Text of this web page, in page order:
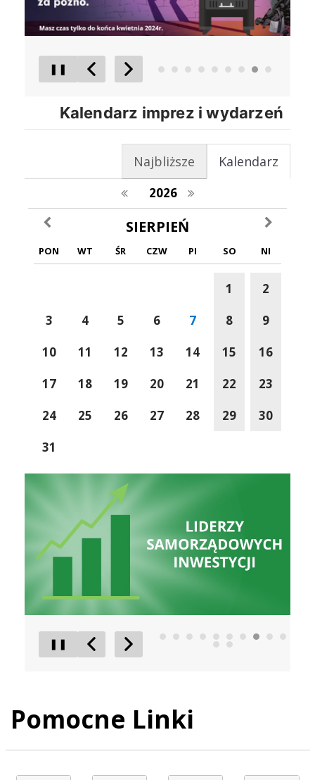
❚❚
Poprzedni Element
Następny Element
Kalendarz imprez i wydarzeń
Kalendarz
Najbliższe
poprzedni rok
2026 następny rok
poprzedni miesiącSIERPIEŃ następny
PON WT ŚR CZW PI SO NI
1
2
3
4 5 6 7 8
9
10
11 12 13 14 15
16
17
18 19 20 21 22
23
24
25 26 27 28 29
30
31
❚❚
Poprzedni Element
Następny Element
Pomocne Linki